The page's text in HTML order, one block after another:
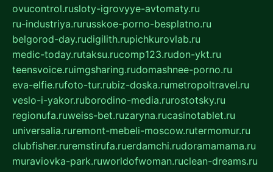
ovucontrol.rusloty-igrovyye-avtomaty.ru
ru-industriya.rurusskoe-porno-besplatno.ru
belgorod-day.rudigilith.rupichkurovlab.ru
medic-today.rutaksu.rucomp123.rudon-ykt.ru
teensvoice.ruimgsharing.rudomashnee-porno.ru
eva-elfie.rufoto-tur.rubiz-doska.rumetropoltravel.ru
veslo-i-yakor.ruborodino-media.rurostotsky.ru
regionufa.ruweiss-bet.ruzaryna.rucasinotablet.ru
universalia.ruremont-mebeli-moscow.rutermomur.ru
clubfisher.ruremstirufa.ruerdamchi.rudoramamama.ru
muraviovka-park.ruworldofwoman.ruclean-dreams.ru